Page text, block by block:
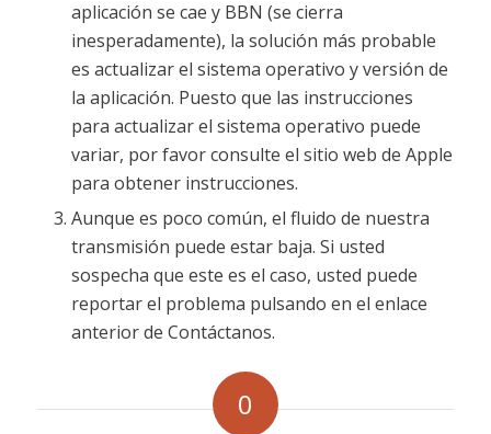
aplicación se cae y BBN (se cierra
inesperadamente), la solución más probable
es actualizar el sistema operativo y versión de
la aplicación. Puesto que las instrucciones
para actualizar el sistema operativo puede
variar, por favor consulte el sitio web de Apple
para obtener instrucciones.
Aunque es poco común, el fluido de nuestra
transmisión puede estar baja. Si usted
sospecha que este es el caso, usted puede
reportar el problema pulsando en el enlace
anterior de Contáctanos.
0